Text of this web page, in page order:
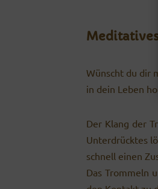
Wünscht du dir
in dein Leben
Der Klang der
Unterdrücktes
schnell einen
Das Trommeln